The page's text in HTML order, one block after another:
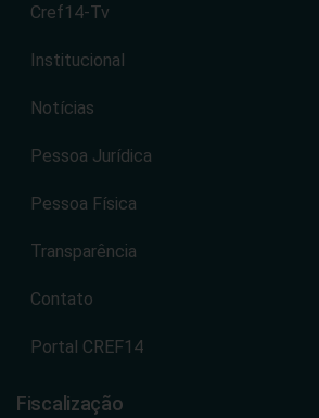
Cref14-Tv
Institucional
Notícias
Pessoa Jurídica
Pessoa Física
Transparência
Contato
Portal CREF14
Fiscalização